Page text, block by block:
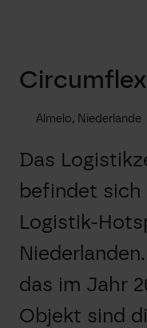
Circumflex
Almelo, Niederlande
Das
befindet sich
Logistik-
das im Jahr
Objekt sind